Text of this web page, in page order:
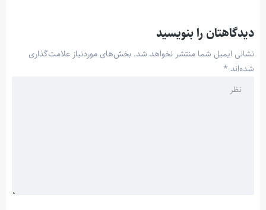
دیدگاهتان را بنویسید
نشانی ایمیل شما منتشر نخواهد شد. بخش‌های موردنیاز علامت‌گذاری
شده‌اند *